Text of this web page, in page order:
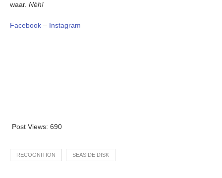
waar. Nèh!
Facebook – Instagram
Post Views: 690
RECOGNITION SEASIDE DISK